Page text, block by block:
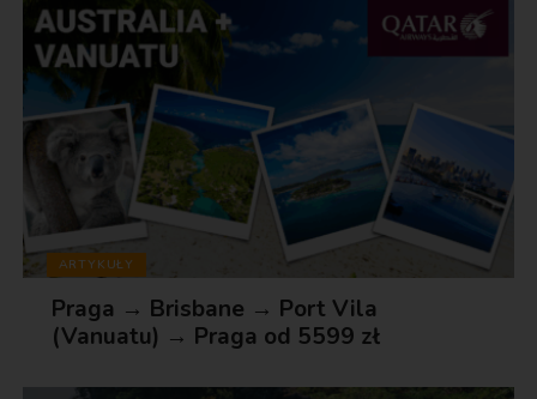
ARTYKUŁY
Praga → Brisbane → Port Vila
(Vanuatu) → Praga od 5599 zł